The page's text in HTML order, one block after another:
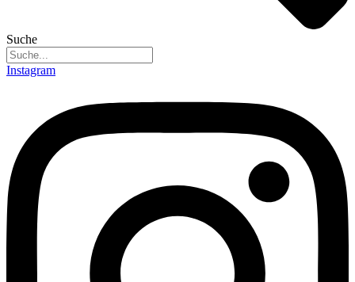
Suche
Instagram